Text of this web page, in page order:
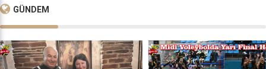
GÜNDEM